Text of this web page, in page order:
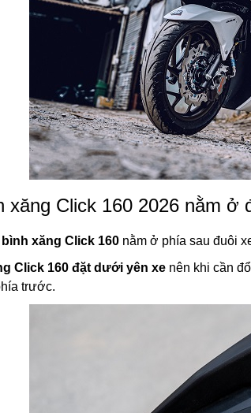
xăng Click 160 2026 nằm ở
xăng Click 160 nằm ở phía sau đuôi
Click 160 đặt dưới yên xe nên khi cần
trước.